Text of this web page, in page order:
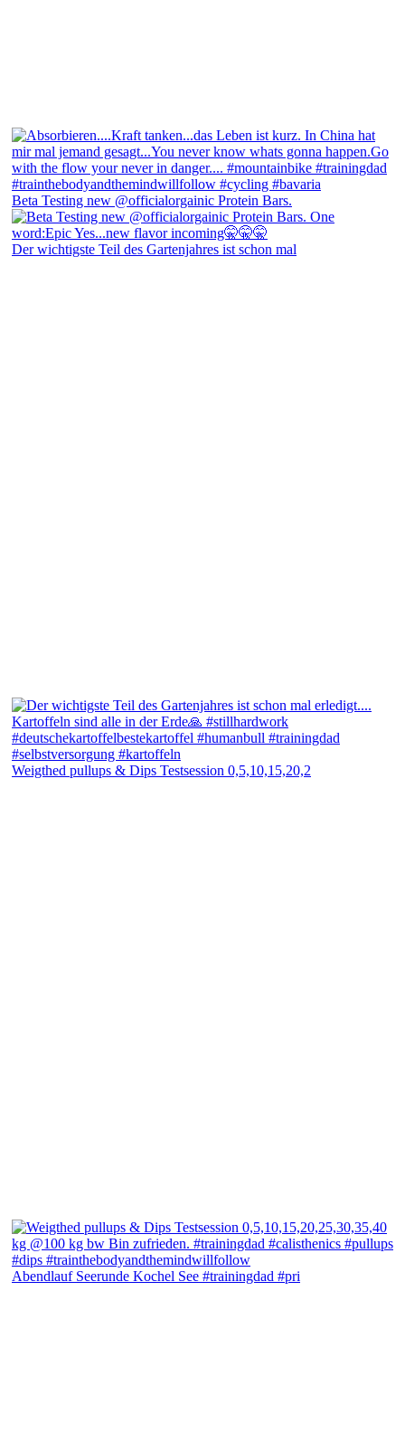
Beta Testing new @officialorgainic Protein Bars.
Der wichtigste Teil des Gartenjahres ist schon mal
Weigthed pullups & Dips Testsession 0,5,10,15,20,2
Abendlauf Seerunde Kochel See #trainingdad #pri